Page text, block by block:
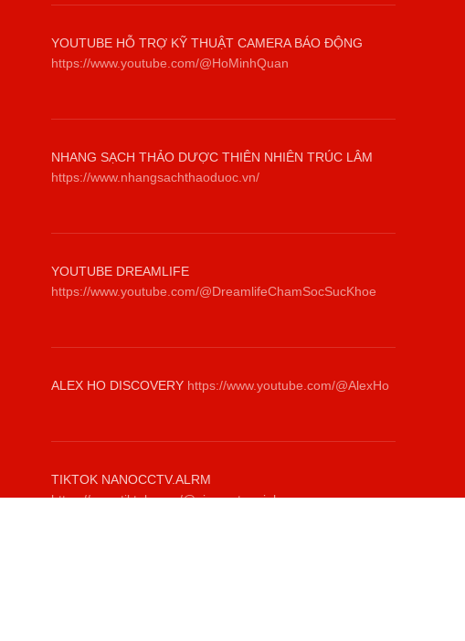
YOUTUBE HỖ TRỢ KỸ THUẬT CAMERA BÁO ĐỘNG
https://www.youtube.com/@HoMinhQuan
NHANG SẠCH THẢO DƯỢC THIÊN NHIÊN TRÚC LÂM
https://www.nhangsachthaoduoc.vn/
YOUTUBE DREAMLIFE
https://www.youtube.com/@DreamlifeChamSocSucKhoe
ALEX HO DISCOVERY https://www.youtube.com/@AlexHo
TIKTOK NANOCCTV.ALRM
https://www.tiktok.com/@giamsatanninh.com